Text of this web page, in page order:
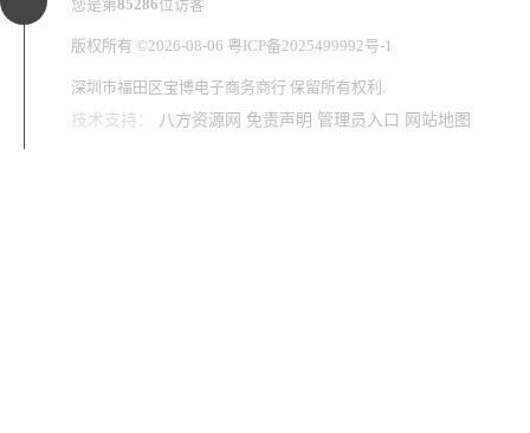
您是第85286位访客
版权所有 ©2026-08-06 粤ICP备2025499992号-1
深圳市福田区宝博电子商务商行 保留所有权利.
技术支持：
八方资源网 免责声明 管理员入口 网站地图